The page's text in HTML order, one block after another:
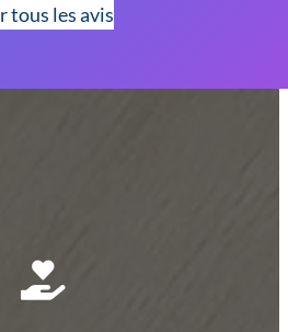
tous les avis